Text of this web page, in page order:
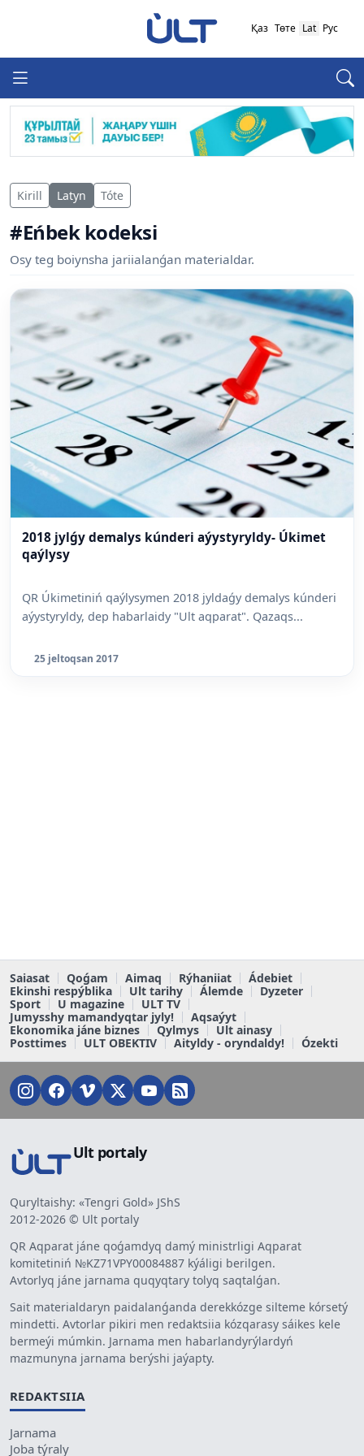
Қаз Төте Lat Рус
Kirill Latyn Tóte
#Eńbek kodeksi
Osy teg boiynsha jariialanǵan materialdar.
2018 jylǵy demalys kúnderi aýystyryldy- Úkimet
qaýlysy
QR Úkimetiniń qaýlysymen 2018 jyldaǵy demalys kúnderi
aýystyryldy, dep habarlaidy "Ult aqparat". Qazaqs...
25 jeltoqsan 2017
Saiasat Qoǵam Aimaq Rýhaniiat
Ádebiet
Ekinshi respýblika
Ult tarihy Álemde
Dyzeter
Sport
U magazine
ULT TV
Jumysshy mamandyqtar jyly!
Aqsaýyt
Ekonomika jáne biznes
Qylmys
Ult ainasy
Posttimes
ULT OBEKTIV Aityldy - oryndaldy! Ózekti
Ult portaly
Quryltaishy: «Tengri Gold» JShS
2012-2026 © Ult portaly
QR Aqparat jáne qoǵamdyq damý ministrligi Aqparat
komitetiniń №KZ71VPY00084887 kýáligi berilgen.
Avtorlyq jáne jarnama quqyqtary tolyq saqtalǵan.
Sait materialdaryn paidalanǵanda derekkózge silteme kórsetý
mindetti. Avtorlar pikiri men redaktsiia kózqarasy sáikes kele
bermeýi múmkin. Jarnama men habarlandyrýlardyń
mazmunyna jarnama berýshi jaýapty.
REDAKTSIIA
Jarnama
Joba týraly